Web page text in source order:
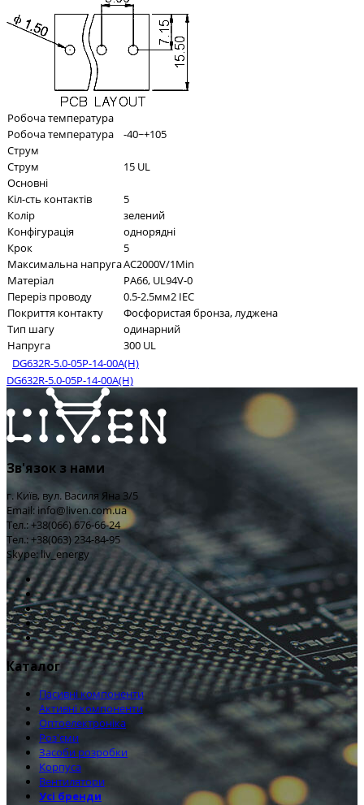
Робоча температура
Робоча температура
-40~+105
Струм
Струм
15 UL
Основні
Кіл-сть контактів
5
Колір
зелений
Конфігурація
однорядні
Крок
5
Максимальна напругаAC2000V/1Min
Матеріал
PA66, UL94V-0
Переріз проводу
0.5-2.5мм2 IEC
Покриття контакту
Фосфористая бронза, луджена
Тип шагу
одинарний
Напруга
300 UL
DG632R-5.0-05P-14-00A(H)
DG632R-5.0-05P-14-00A(H)
Зв'язок з нами
г. Київ, вул. Василя Яна 3/5
Email: info@liven.com.ua
Тел.: +38(066) 676-66-24
Тел.: +38(063) 234-84-95
Skype: liv_energy
Каталог
Пасивні компоненти
Активні компоненти
Оптоелектроніка
Роз'єми
Засоби розробки
Корпуса
Вентилятори
Усі бренди